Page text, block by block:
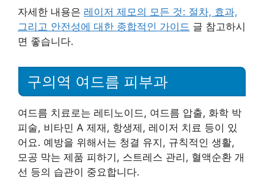
자세한 내용은 레이저 제모의 모든 것: 절차, 효과,
그리고 안전성에 대한 종합적인 가이드 글 참고하시
면 좋습니다.
구의역 여드름 피부과
여드름 치료로는 레티노이드, 여드름 압출, 화학 박
피술, 비타민 A 제재, 항생제, 레이저 치료 등이 있
어요. 예방을 위해서는 청결 유지, 규칙적인 생활,
모공 막는 제품 피하기, 스트레스 관리, 혈액순환 개
선 등의 습관이 중요합니다.